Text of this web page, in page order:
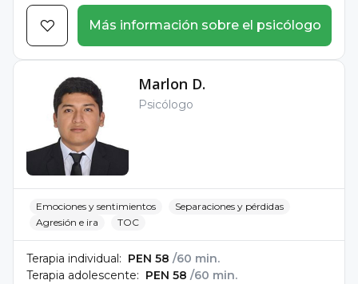
Más información sobre el psicólogo
Marlon D.
Psicólogo
Emociones y sentimientos
Separaciones y pérdidas
Agresión e ira
TOC
Terapia individual: PEN 58 /60 min.
Terapia adolescente: PEN 58 /60 min.